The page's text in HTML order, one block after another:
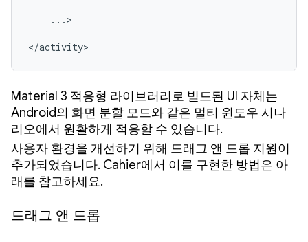
...>
</activity>
Material 3 적응형 라이브러리로 빌드된 UI 자체는
Android의 화면 분할 모드와 같은 멀티 윈도우 시나
리오에서 원활하게 적응할 수 있습니다.
사용자 환경을 개선하기 위해 드래그 앤 드롭 지원이
추가되었습니다. Cahier에서 이를 구현한 방법은 아
래를 참고하세요.
드래그 앤 드롭